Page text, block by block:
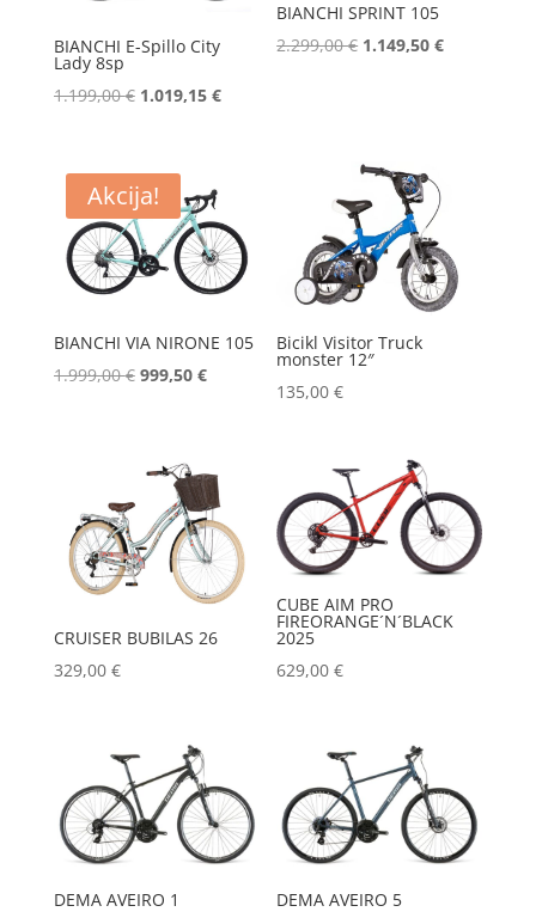
BIANCHI E-Spillo City
Lady 8sp
1.199,00€ Izvorna
je:
1.199,00 €.
1.019,15 €Trenutna
BIANCHI SPRINT 105
2.299,00€ Izvorna
2.299,00 €.
1.149,50€Trenutna
Akcija!
BIANCHI VIA NIRONE 105
1.999,00€ Izvorna
je:
1.999,00 €.
999,50 €Trenutna
Bicikl Visitor Truck
monster 12″
135,00€
CRUISER BUBILAS 26
329,00 €
CUBE AIM PRO
FIREORANGE´N´BLACK
2025
629,00€
DEMA AVEIRO 1
DEMA AVEIRO 5